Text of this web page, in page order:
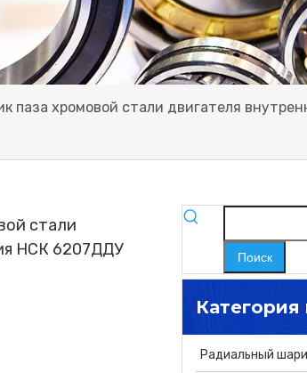
паза хромовой стали двигателя
стали
НСК 6207ДДУ
Поиск
Категория
Радиальный